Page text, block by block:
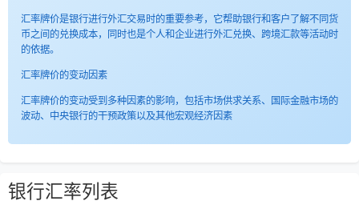
汇率牌价是银行进行外汇交易时的重要参考，它帮助银行和客户了解不同货
币之间的兑换成本，同时也是个人和企业进行外汇兑换、跨境汇款等活动时
的依据。
汇率牌价的变动因素
汇率牌价的变动受到多种因素的影响，包括市场供求关系、国际金融市场的
波动、中央银行的干预政策以及其他宏观经济因素
银行汇率列表